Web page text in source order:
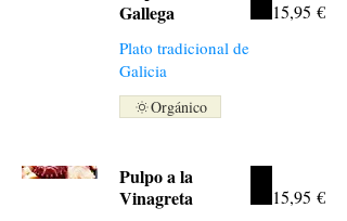
Gallega
Plato tradicional de
Galicia
15,95 €
Orgánico
Pulpo a la
Vinagreta
15,95 €